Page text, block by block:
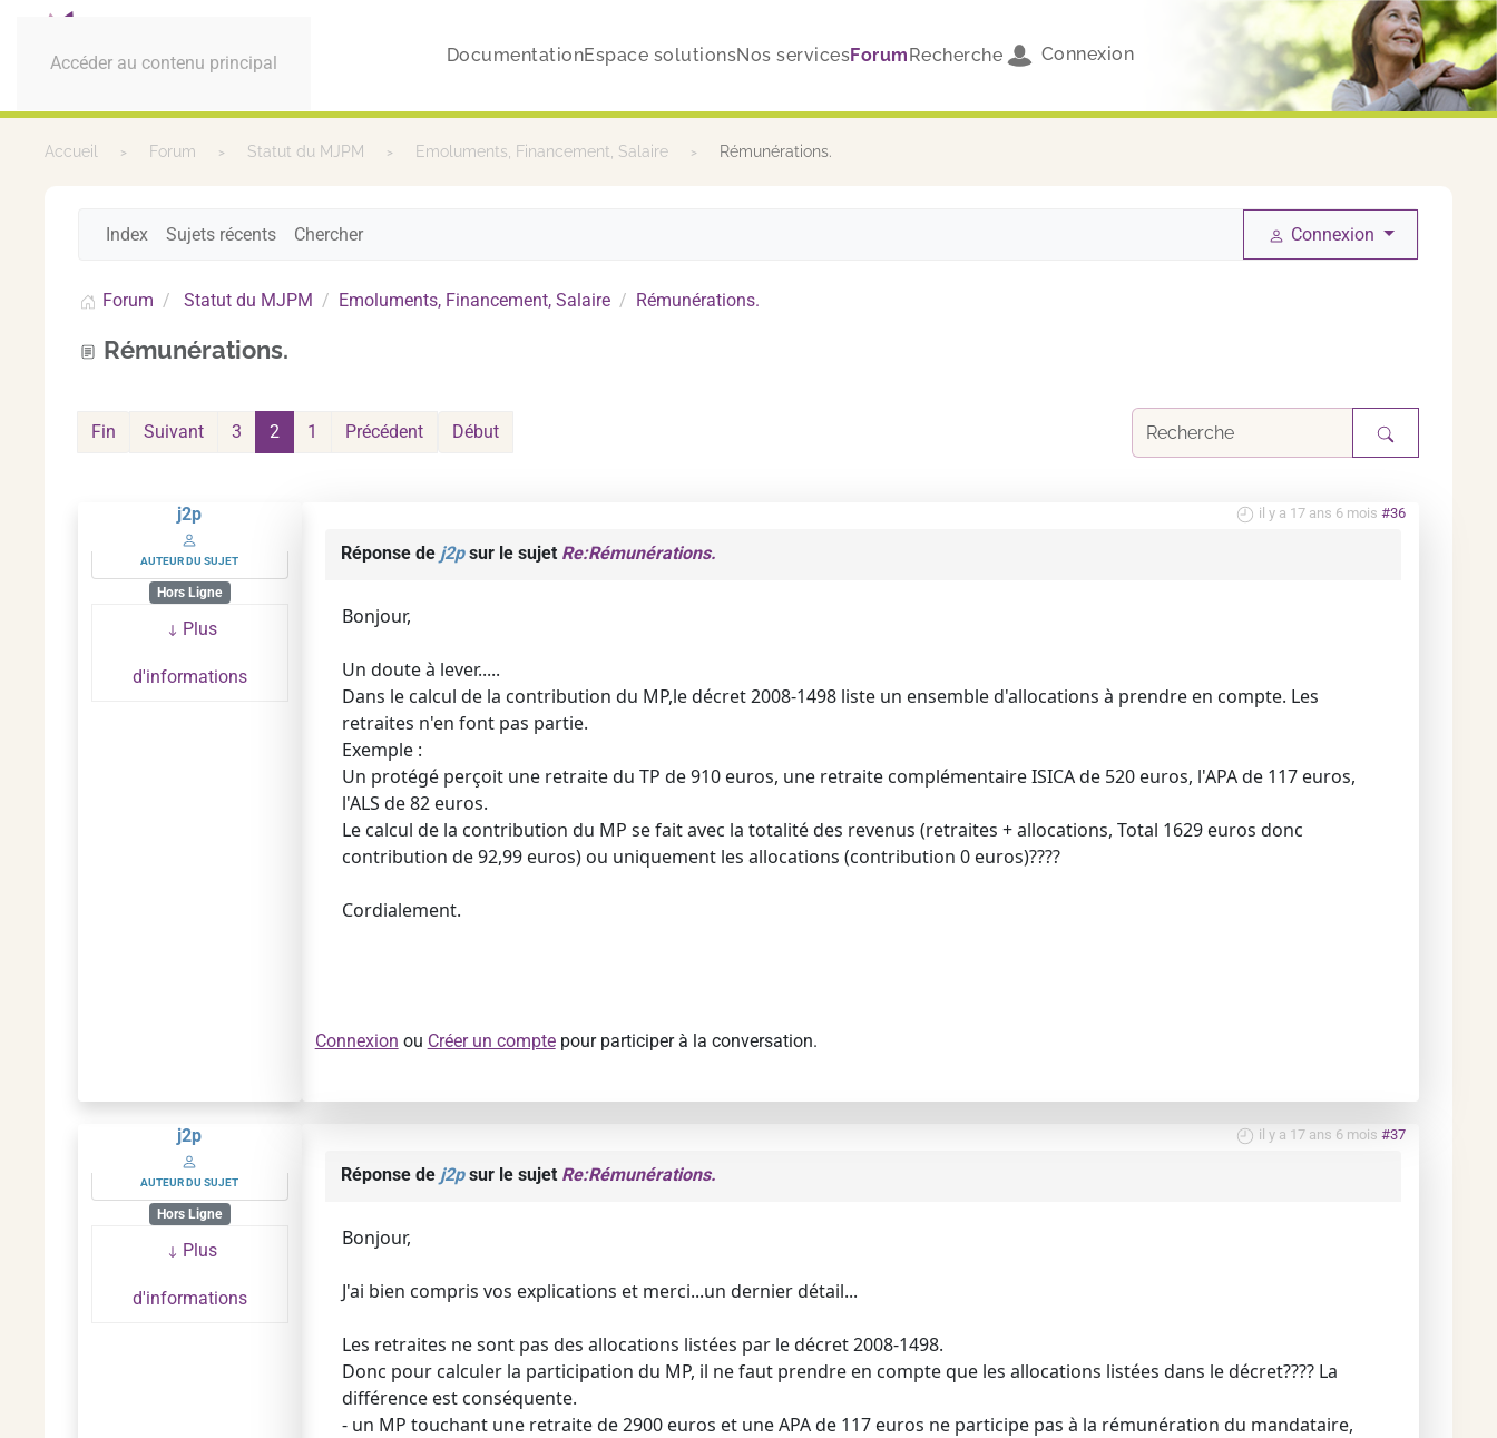
Accéder au contenu principal DocumentationEspace solutionsNos servicesForumRecherche Connexion
Accueil Forum Statut du MJPM Emoluments, Financement, Salaire Rémunérations.
Index Sujets récents Chercher Connexion
Forum Statut du MJPM Emoluments, Financement, Salaire Rémunérations.
Rémunérations.
Début
Précédent
1
2
3
Suivant
Fin
j2p
AUTEUR DU SUJET
Hors Ligne
Plus
d'informations
il y a 17 ans 6 mois #36
Réponse de j2psur le sujet Re:Rémunérations.
Bonjour,
Un doute à lever.....
Dans le calcul de la contribution du MP,le décret 2008-1498 liste un ensemble d'allocations à prendre en compte. Les
retraites n'en font pas partie.
Exemple :
Un protégé perçoit une retraite du TP de 910 euros, une retraite complémentaire ISICA de 520 euros, l'APA de 117 euros,
l'ALS de 82 euros.
Le calcul de la contribution du MP se fait avec la totalité des revenus (retraites + allocations, Total 1629 euros donc
contribution de 92,99 euros) ou uniquement les allocations (contribution 0 euros)????
Cordialement.
Connexion ou Créer un comptepour participer à la conversation.
j2p
AUTEUR DU SUJET
Hors Ligne
Plus
d'informations
il y a 17 ans 6 mois #37
Réponse de j2psur le sujet Re:Rémunérations.
Bonjour,
J'ai bien compris vos explications et merci...un dernier détail...
Les retraites ne sont pas des allocations listées par le décret 2008-1498.
Donc pour calculer la participation du MP, il ne faut prendre en compte que les allocations listées dans le décret???? La
différence est conséquente.
- un MP touchant une retraite de 2900 euros et une APA de 117 euros ne participe pas à la rémunération du mandataire,